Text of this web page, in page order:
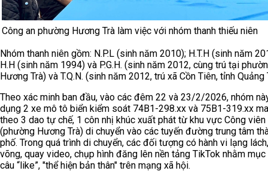
Công an phường Hương Trà làm việc với nhóm thanh thiếu niên
Nhóm thanh niên gồm: N.P.L (sinh năm 2010); H.T.H (sinh năm
H.H (sinh năm 1994) và P.G.H. (sinh năm 2012, cùng trú tại
Hương Trà) và T.Q.N. (sinh năm 2012, trú xã Cồn Tiên, tỉnh Quảng
Theo xác minh ban đầu, vào các đêm 22 và 23/2/2026, nhóm
dụng 2 xe mô tô biển kiểm soát 74B1-298.xx và 75B1-319.xx
theo 3 dao tự chế, 1 côn nhị khúc xuất phát từ khu vực Công
(phường Hương Trà) di chuyển vào các tuyến đường trung tâm
phố. Trong quá trình di chuyển, các đối tượng có hành vi lạng
võng, quay video, chụp hình đăng lên nền tảng TikTok nhằm
câu “like”, "thể hiện bản thân" trên mạng xã hội.